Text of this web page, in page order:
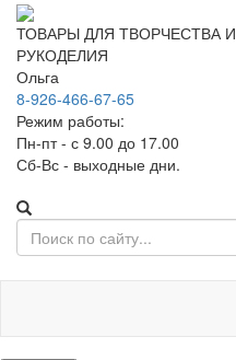
ТОВАРЫ ДЛЯ ТВОРЧЕСТВА И
РУКОДЕЛИЯ
Ольга
8-926-466-67-65
Режим работы:
Пн-пт - с 9.00 до 17.00
Сб-Вс - выходные дни.